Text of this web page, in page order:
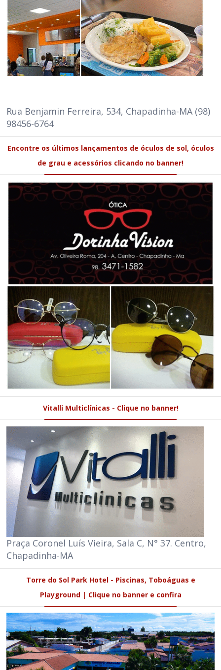
Rua Benjamin Ferreira, 534, Chapadinha-MA (98)
98456-6764
Encontre os últimos lançamentos de óculos de sol, óculos
de grau e acessórios clicando no banner!
Vitalli Multiclínicas - Clique no banner!
Praça Coronel Luís Vieira, Sala C, N° 37. Centro,
Chapadinha-MA
Torre do Sol Park Hotel - Piscinas, Toboáguas e
Playground | Clique no banner e confira